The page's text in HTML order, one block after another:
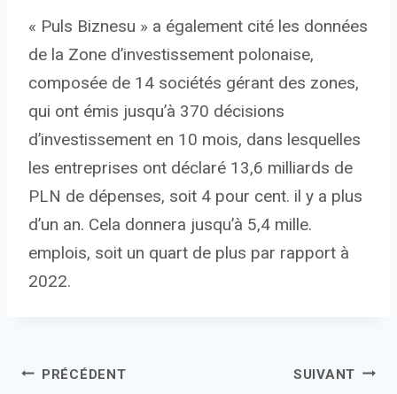
« Puls Biznesu » a également cité les données
de la Zone d’investissement polonaise,
composée de 14 sociétés gérant des zones,
qui ont émis jusqu’à 370 décisions
d’investissement en 10 mois, dans lesquelles
les entreprises ont déclaré 13,6 milliards de
PLN de dépenses, soit 4 pour cent. il y a plus
d’un an. Cela donnera jusqu’à 5,4 mille.
emplois, soit un quart de plus par rapport à
2022.
Navigation
PRÉCÉDENT SUIVANT